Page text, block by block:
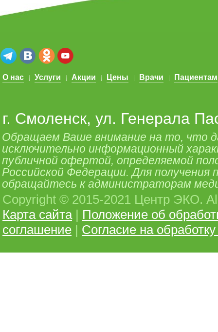
О нас Услуги Акции Цены Врачи Пациентам
г. Смоленск, ул. Генерала
Обращаем Ваше внимание на то, что
исключительно информационный
публичной офертой, определяемой
Российской Федерации. Для
обращайтесь к администраторам
Copyright © 2015-2021 Центр ЭКО.
Карта сайта| Положение об
соглашение | Согласие на